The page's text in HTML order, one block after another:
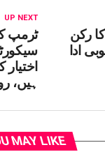
UP NEXT
ٹرمپ
ہیں،
رکن
ادا
MAY LIKE